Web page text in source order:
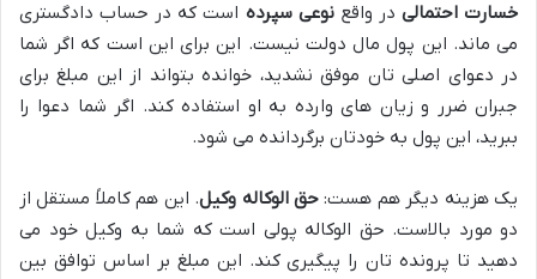
خسارت احتمالی در واقعنوعی سپرده است که در حساب دادگستری
می ماند. این پول مال دولت نیست. این برای این است که اگر شما
در دعوای اصلی تان موفق نشدید، خوانده بتواند از این مبلغ برای
جبران ضرر و زیان های وارده به او استفاده کند. اگر شما دعوا را
ببرید، این پول به خودتان برگردانده می شود.
یک هزینه دیگر هم هست:حق الوکاله وکیل. این هم کاملاً مستقل از
دو مورد بالاست. حق الوکاله پولی است که شما به وکیل خود می
دهید تا پرونده تان را پیگیری کند. این مبلغ بر اساس توافق بین